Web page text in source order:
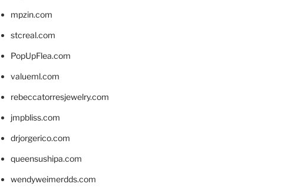
mpzin.com
stcreal.com
PopUpFlea.com
valueml.com
rebeccatorresjewelry.com
jmpbliss.com
drjorgerico.com
queensushipa.com
wendyweimerdds.com